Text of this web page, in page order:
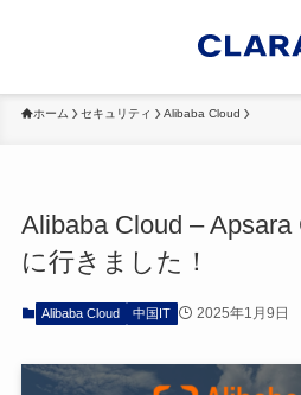
ホーム セキュリティ Alibaba Cloud
Alibaba Cloud – Apsara
に行きました！
Alibaba Cloud 中国IT 2025年1月9日